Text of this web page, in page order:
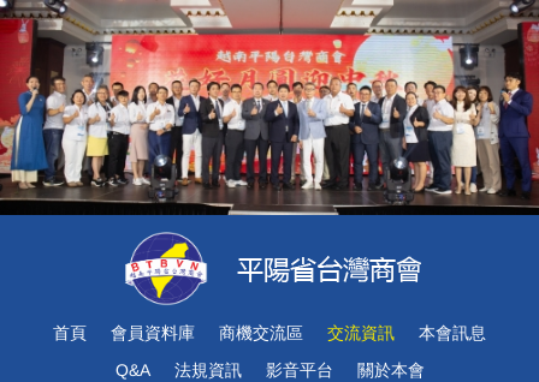
首頁 會員資料庫 商機交流區 交流資訊
本會訊息
Q&A
法規資訊 影音平台 關於本會